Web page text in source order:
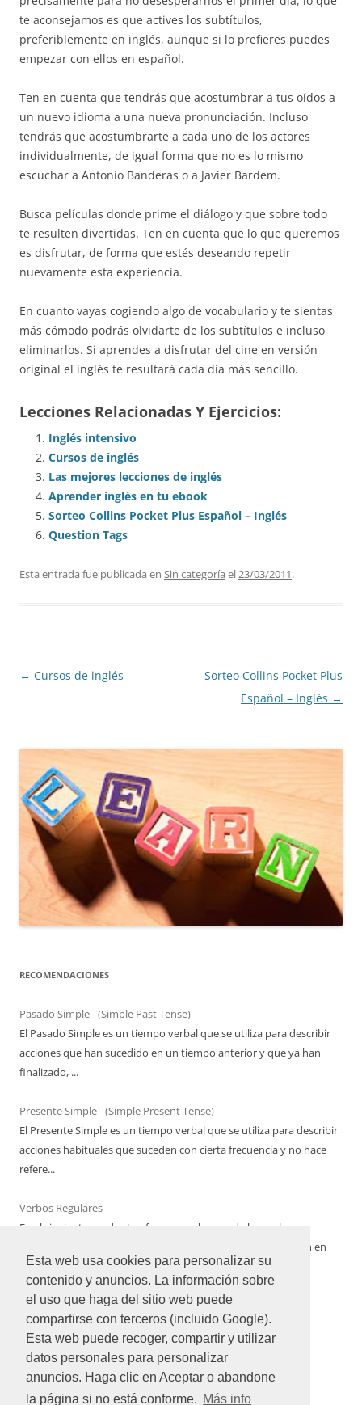
Esta web usa cookies para personalizar su
contenido y anuncios. La información sobre
el uso que haga del sitio web puede
compartirse con terceros (incluido Google).
Esta web puede recoger, compartir y utilizar
datos personales para personalizar
anuncios. Haga clic en Aceptar o abandone
la página si no está conforme. Más info
te aconsejamos es que actives los subtítulos,
preferiblemente en inglés, aunque si lo prefieres puedes
empezar con ellos en español.
Ten en cuenta que tendrás que acostumbrar a tus oídos a
un nuevo idioma a una nueva pronunciación. Incluso
tendrás que acostumbrarte a cada uno de los actores
individualmente, de igual forma que no es lo mismo
escuchar a Antonio Banderas o a Javier Bardem.
Busca películas donde prime el diálogo y que sobre todo
te resulten divertidas. Ten en cuenta que lo que queremos
es disfrutar, de forma que estés deseando repetir
nuevamente esta experiencia.
En cuanto vayas cogiendo algo de vocabulario y te sientas
más cómodo podrás olvidarte de los subtítulos e incluso
eliminarlos. Si aprendes a disfrutar del cine en versión
original el inglés te resultará cada día más sencillo.
Lecciones Relacionadas Y Ejercicios:
Inglés intensivo
Cursos de inglés
Las mejores lecciones de inglés
Aprender inglés en tu ebook
Sorteo Collins Pocket Plus Español – Inglés
Question Tags
Esta entrada fue publicada en Sin categoría el23/03/2011.
Navegación
← Cursos de inglés
Sorteo Collins Pocket Plus
Español – Inglés →
RECOMENDACIONES
Pasado Simple - (Simple Past Tense)
El Pasado Simple es un tiempo verbal que se utiliza para describir
acciones que han sucedido en un tiempo anterior y que ya han
finalizado, ...
Presente Simple - (Simple Present Tense)
El Presente Simple es un tiempo verbal que se utiliza para describir
acciones habituales que suceden con cierta frecuencia y no hace
refere...
Verbos Regulares
En el siguiente cuadro te ofrecemos algunos de los verbos
regulares del idioma inglés más utilizados con su conjugación en
Pasado Simple qu...